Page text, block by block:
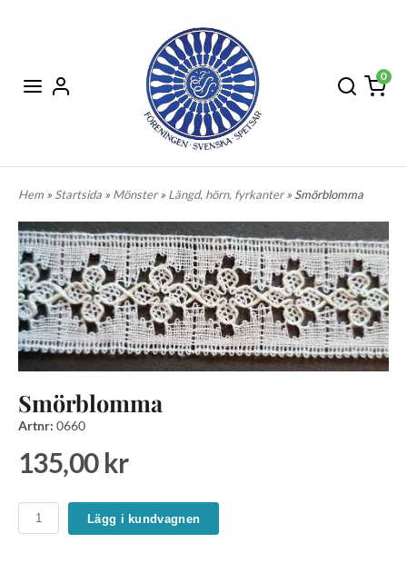
0
Hem » Startsida » Mönster» Längd, hörn, fyrkanter» Smörblomma
Smörblomma
Artnr: 0660
135,00 kr
Lägg i kundvagnen